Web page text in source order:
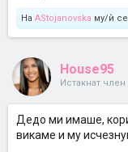
На AStojanovska му/ѝ
House95
Истакнат член
Дедо ми имаше,
викаме и му